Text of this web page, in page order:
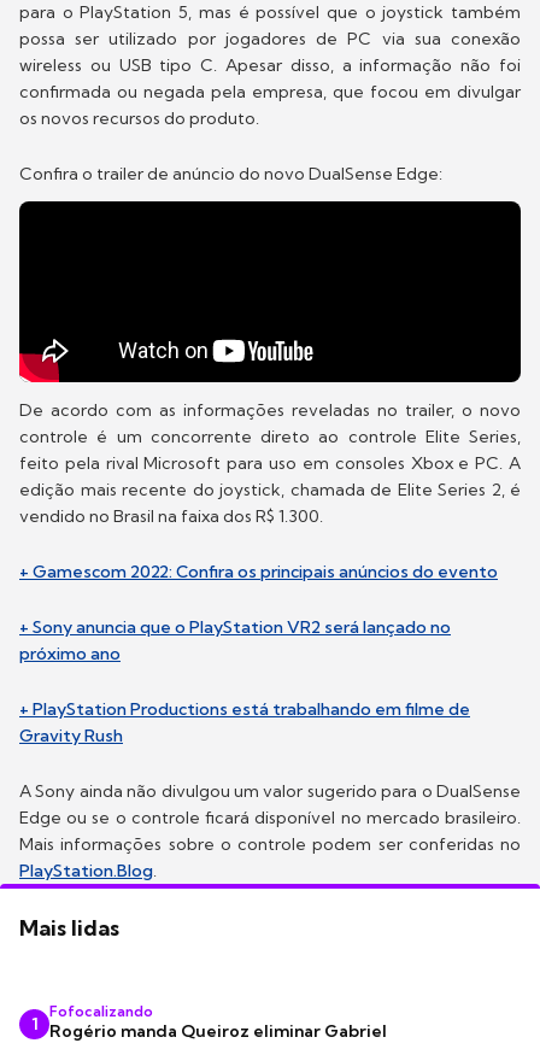
para o PlayStation 5, mas é possível que o joystick também
possa ser utilizado por jogadores de PC via sua conexão
wireless ou USB tipo C. Apesar disso, a informação não foi
confirmada ou negada pela empresa, que focou em divulgar
os novos recursos do produto.
Confira o trailer de anúncio do novo DualSense Edge:
De acordo com as informações reveladas no trailer, o novo
controle é um concorrente direto ao controle Elite Series,
feito pela rival Microsoft para uso em consoles Xbox e PC. A
edição mais recente do joystick, chamada de Elite Series 2, é
vendido no Brasil na faixa dos R$ 1.300.
+ Gamescom 2022: Confira os principais anúncios do evento
+ Sony anuncia que o PlayStation VR2 será lançado no
próximo ano
+ PlayStation Productions está trabalhando em filme de
Gravity Rush
A Sony ainda não divulgou um valor sugerido para o DualSense
Edge ou se o controle ficará disponível no mercado brasileiro.
Mais informações sobre o controle podem ser conferidas no
PlayStation.Blog.
Mais lidas
1
Fofocalizando
Rogério manda Queiroz eliminar Gabriel